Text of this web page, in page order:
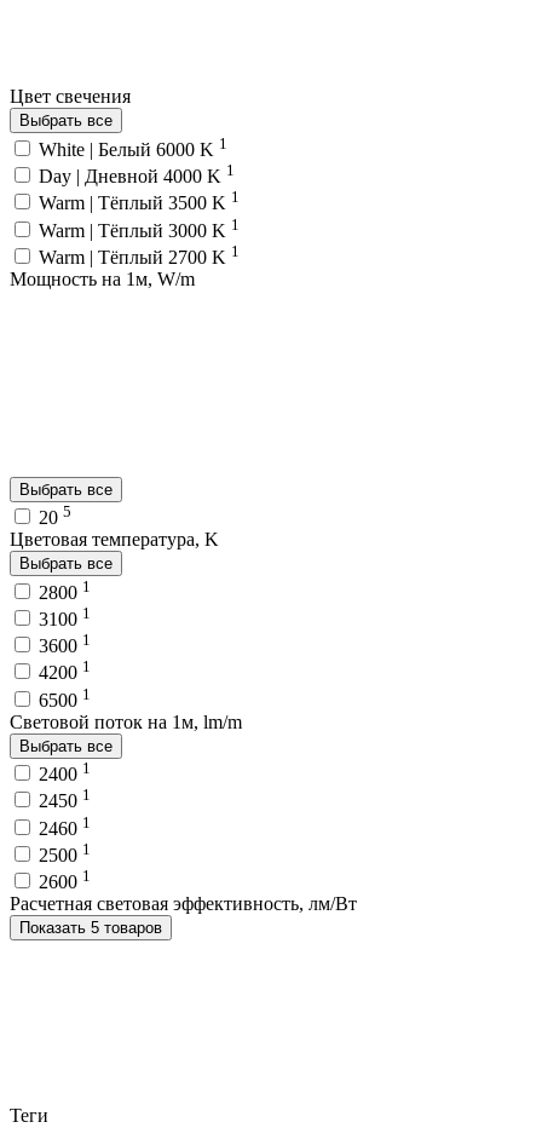
Цвет свечения
Выбрать все
White | Белый 6000 K 1
Day | Дневной 4000 K 1
Warm | Тёплый 3500 K 1
Warm | Тёплый 3000 K 1
Warm | Тёплый 2700 K 1
Мощность на 1м, W/m
Выбрать все
20 5
Цветовая температура, K
Выбрать все
2800 1
3100 1
3600 1
4200 1
6500 1
Световой поток на 1м, lm/m
Выбрать все
2400 1
2450 1
2460 1
2500 1
2600 1
Расчетная световая эффективность, лм/Вт
Показать 5 товаров
Теги